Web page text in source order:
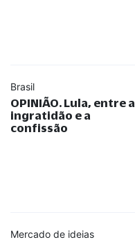
Brasil
OPINIÃO. Lula, entre a
ingratidão e a
confissão
Mercado de ideias